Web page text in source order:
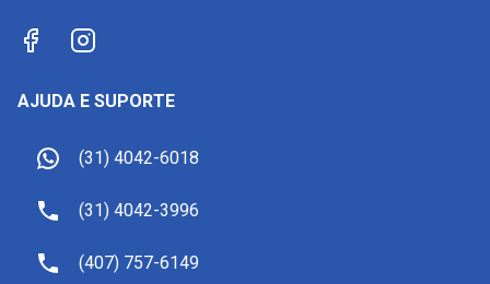
AJUDA E SUPORTE
(31) 4042-6018
(31) 4042-3996
(407) 757-6149